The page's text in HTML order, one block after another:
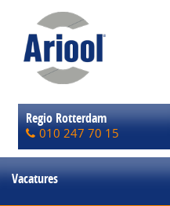
Regio Rotterdam
010 247 70 15
Vacatures